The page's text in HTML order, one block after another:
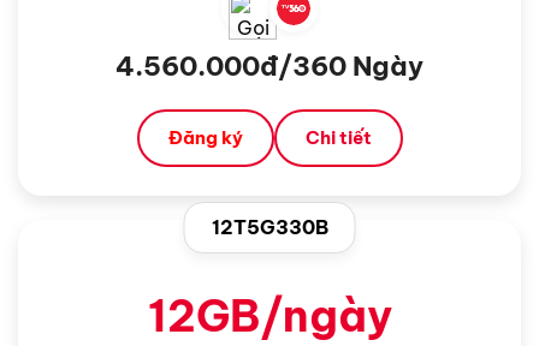
4.560.000đ/360 Ngày
Đăng ký Chi tiết
12T5G330B
12GB/ngày